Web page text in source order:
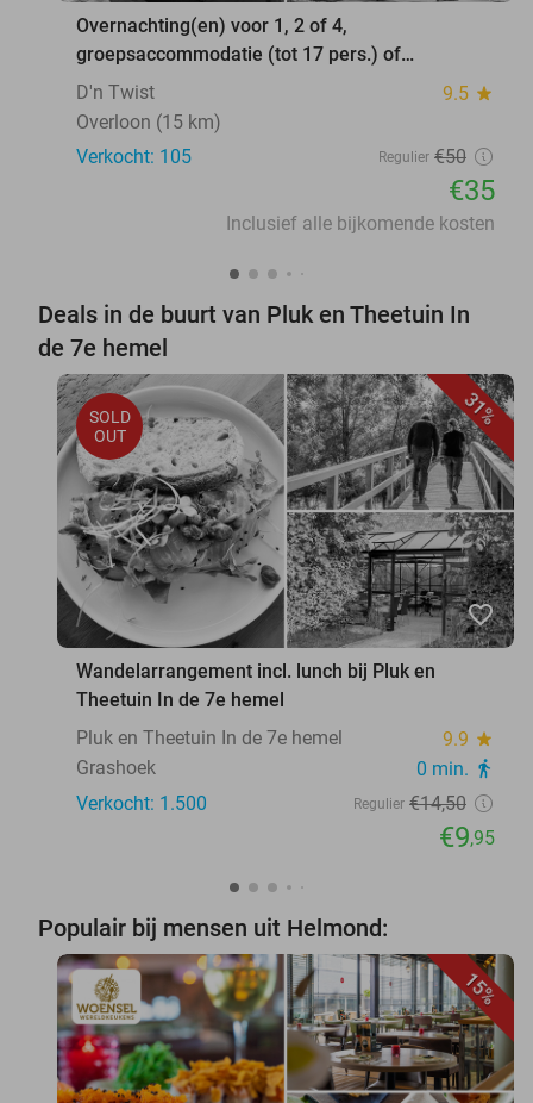
Overnachting(en) voor 1, 2 of 4,
groepsaccommodatie (tot 17 pers.) of
vakantiehuis (4 tot 8 pers.)
D'n Twist 9.5 star
Overloon (15 km)
Verkocht: 105
Regulier €50
€35
Inclusief alle bijkomende kosten
Deals in de buurt van Pluk en Theetuin In
de 7e hemel
31%
SOLD
OUT
favorite_border
Wandelarrangement incl. lunch bij Pluk en
Theetuin In de 7e hemel
Pluk en Theetuin In de 7e hemel
9.9 star
Grashoek 0 min. directions_walk
Verkocht: 1.500 Regulier €14,50
€9,95
Populair bij mensen uit Helmond:
15%